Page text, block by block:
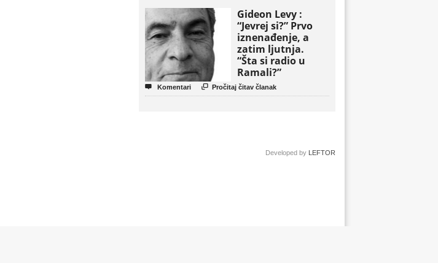
Gideon Levy :
“Jevrej si?” Prvo
iznenađenje, a
zatim ljutnja.
“Šta si radio u
Ramali?”
 Komentari  Pročitaj čitav članak
Developed by LEFTOR